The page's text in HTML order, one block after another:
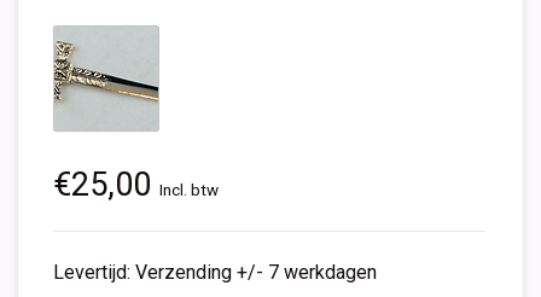
€25,00 Incl. btw
Levertijd: Verzending +/- 7 werkdagen